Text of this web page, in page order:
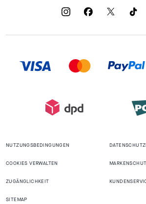
NUTZUNGSBEDINGUNGEN
COOKIES VERWALTEN
ZUGÄNGLICHKEIT
SITEMAP